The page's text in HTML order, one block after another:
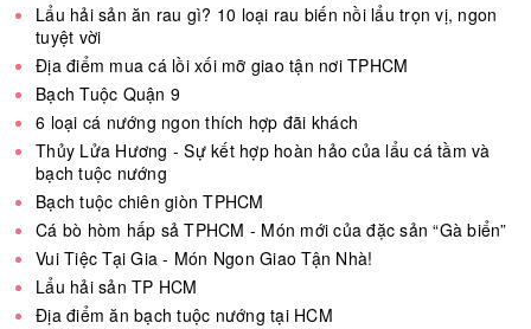
Lẩu hải sản ăn rau gì? 10 loại rau biến nồi lẩu trọn vị, ngon
tuyệt vời
Địa điểm mua cá lồi xối mỡ giao tận nơi TPHCM
Bạch Tuộc Quận 9
6 loại cá nướng ngon thích hợp đãi khách
Thủy Lửa Hương - Sự kết hợp hoàn hảo của lẩu cá tầm và
bạch tuộc nướng
Bạch tuộc chiên giòn TPHCM
Cá bò hòm hấp sả TPHCM - Món mới của đặc sản “Gà biển”
Vui Tiệc Tại Gia - Món Ngon Giao Tận Nhà!
Lẩu hải sản TP HCM
Địa điểm ăn bạch tuộc nướng tại HCM